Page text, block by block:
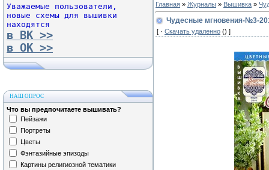
Уважаемые пользователи,
новые схемы для вышивки
находятся
в ВК >>
в ОК >>
НАШ ОПРОС
Что вы предпочитаете вышивать?
Пейзажи
Портреты
Цветы
Фэнтазийные эпизоды
Картины религиозной тематики
Главная » Журналы » Вышивка »
Чудесные мгновения-№3-
[ · Скачать удаленно () ]